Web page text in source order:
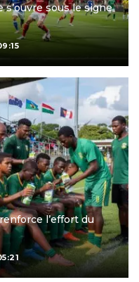
sous le signe
l’effort du